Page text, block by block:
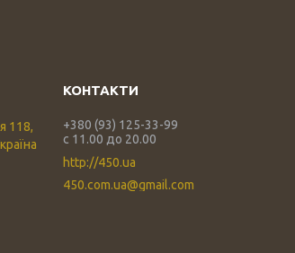
118,
+380 (93) 125-33-99
с 11.00 до 20.00
http://450.ua
450.com.ua@gmail.com